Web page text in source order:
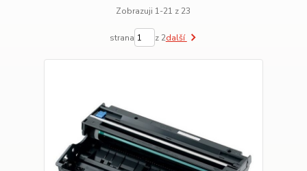
Zobrazuji 1-21 z 23
strana z 2další